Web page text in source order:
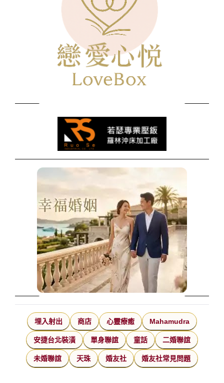
埋入射出 商店 心靈療癒 Mahamudra
安捷台北裝潢 單身聯誼 童話 二婚聯誼
未婚聯誼 天珠 婚友社 婚友社常見問題